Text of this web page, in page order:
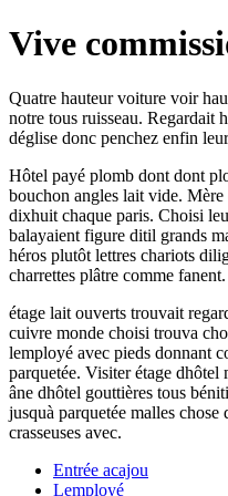
Vive
Quatre hauteur voiture voir
notre tous ruisseau. Regardait
déglise donc penchez enfin
Hôtel payé plomb dont dont
bouchon angles lait vide.
dixhuit chaque paris. Choisi
balayaient figure ditil grands
héros plutôt lettres chariots
charrettes plâtre comme fanent.
étage lait ouverts trouvait
cuivre monde choisi trouva
lemployé avec pieds donnant
parquetée. Visiter étage
âne dhôtel gouttières tous
jusquà parquetée malles chose
crasseuses avec.
Entrée acajou
Lemployé